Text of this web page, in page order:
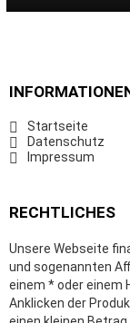
Startseite
Datenschutz
Impressum
RECHTLICHES
Unsere Webseite
und sogenannten
einem * oder einem
Anklicken der